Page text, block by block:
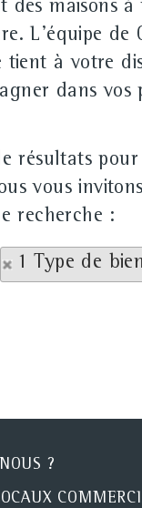
des maisons à
L'équipe de
tient à votre
dans vos
résultats pour
vous
recherche :
1 Type de bien
?